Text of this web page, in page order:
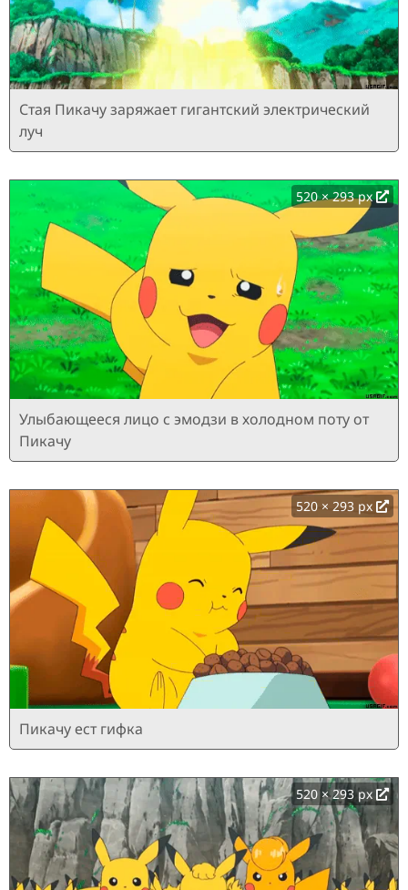
Стая Пикачу заряжает гигантский электрический
луч
520 × 293 px
Улыбающееся лицо с эмодзи в холодном поту от
Пикачу
520 × 293 px
Пикачу ест гифка
520 × 293 px